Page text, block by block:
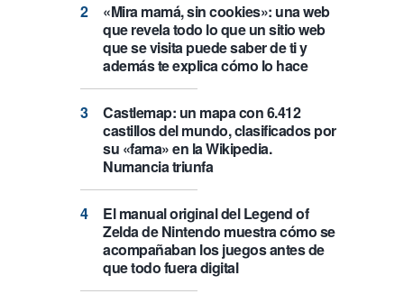
«Mira mamá, sin cookies»: una web
que revela todo lo que un sitio web
que se visita puede saber de ti y
además te explica cómo lo hace
Castlemap: un mapa con 6.412
castillos del mundo, clasificados por
su «fama» en la Wikipedia.
Numancia triunfa
El manual original del Legend of
Zelda de Nintendo muestra cómo se
acompañaban los juegos antes de
que todo fuera digital